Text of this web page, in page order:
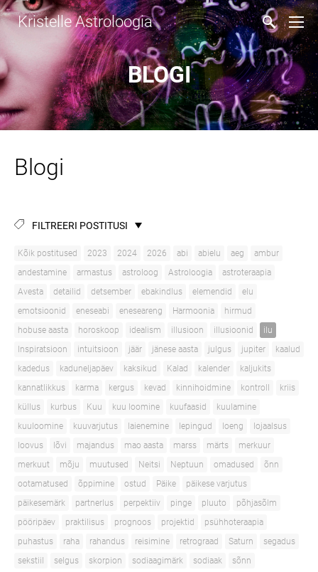
Kristelle Astroloogia
BLOGI
Blogi
FILTREERI POSTITUSI
Kõik postitused 2023 2024 2026 abi abielu aeg
ambur
andestamine
armastus astroloog Astroloogia
astroteraapia
Avesta
detailid detsember ebakindlus elemendid
elu
emotsioonid
eneseabi eneseareng Harmoonia
hirmud
hobuse aasta
horoskoop idealism illusioon illusioonid
ilu
Inspiratsioon
intuitsioon jäär jänese aasta julgus jupiter
kaalud
kadedus
kaduneljapäev kaksikud Kalad kalender
kaljukits
kannatlikkus
karma kergus kevad kinnihoidmine kontroll
kriis
küllus
kurbus Kuu kuu loomine kuufaasid
kuulamine
kuuloomine
kuuvarjutus laienemine lepingud loeng
lojaalsus
loovus
lõvi majandus mao aasta marss märts
merkuur
merkuut
mõju muutused Neitsi Neptuun omadused
õnn
ootamatused
õppimine ostud Päike
päikese varjutus
päikesemärk
partnerlus perpektiiv pinge pluuto
põhjasõlm
pööripäev
praktilisus prognoos projektid
psühhoteraapia
puhastus
raha rahandus reisimine retrograad Saturn
segadus
sekstiil
selgus skorpion sodiaagimärk sodiaak
sõnn